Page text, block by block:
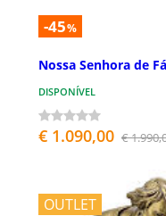
-45%
Nossa Senhora de
DISPONÍVEL
€ 1.090,00 €
OUTLET